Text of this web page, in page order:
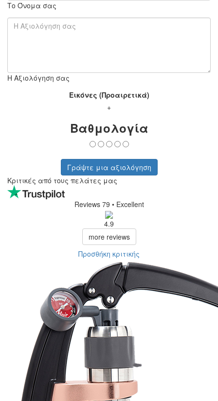
Το Όνομα σας
Η Αξιολόγηση σας
Εικόνες (Προαιρετικά)
+
Βαθμολογία
Γράψτε μια αξιολόγηση
Κριτικές από τους πελάτες μας
Reviews 79 • Excellent
4.9
more reviews
Προσθήκη κριτικής